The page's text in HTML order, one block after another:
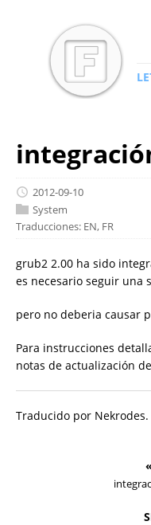
2012-09-10
System
Traducciones: EN, FR
grub2 2.00 ha sido
es necesario seguir una
pero no deberia causar
Para instrucciones
notas de actualización
Traducido por Nekrodes.